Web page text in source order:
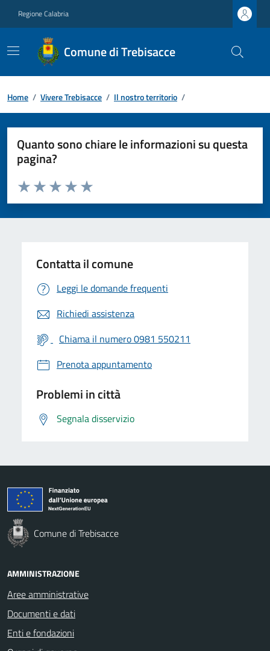
Regione Calabria
Comune di Trebisacce
Home / Vivere Trebisacce / Il nostro territorio /
Quanto sono chiare le informazioni su questa
pagina?
Valuta da 1 a 5 stelle la pagina
Valuta 5 stelle su 5
Valuta 4 stelle su 5
Valuta 3 stelle su 5
Valuta 2 stelle su 5
Valuta 1 stelle su 5
Contatta il comune
Leggi le domande frequenti
Richiedi assistenza
Chiama il numero 0981 550211
Prenota appuntamento
Problemi in città
Segnala disservizio
Comune di Trebisacce
AMMINISTRAZIONE
Aree amministrative
Documenti e dati
Enti e fondazioni